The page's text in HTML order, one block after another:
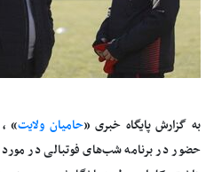
به گزارش پایگاه خبری «حامیان ولایت»
حضور در برنامه شب‌های فوتبالی در